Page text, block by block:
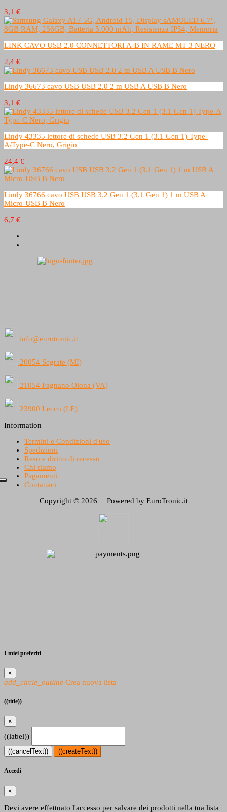
3,1 €
LINK CAVO USB 2.0 CONNETTORI A-B IN RAME MT 3 NERO
2,4 €
Lindy 36673 cavo USB USB 2.0 2 m USB A USB B Nero
3,1 €
Lindy 43335 lettore di schede USB 3.2 Gen 1 (3.1 Gen 1) Type-
A/Type-C Nero, Grigio
24,4 €
Lindy 36766 cavo USB USB 3.2 Gen 1 (3.1 Gen 1) 1 m USB A
Micro-USB B Nero
6,7 €
info@eurotronic.it
20054 Segrate (MI)
21054 Fagnano Olona (VA)
23900 Lecco (LE)
Information
Termini e Condizioni d'uso
Spedizioni
Reso e diritto di recesso
Chi siamo
Pagamenti
Contattaci
Copyright © 2026 | Powered by EuroTronic.it
I miei preferiti
×
add_circle_outline Crea nuova lista
((title))
×
((label))
((cancelText)) ((createText))
Accedi
×
Devi avere effettuato l'accesso per salvare dei prodotti nella tua lista